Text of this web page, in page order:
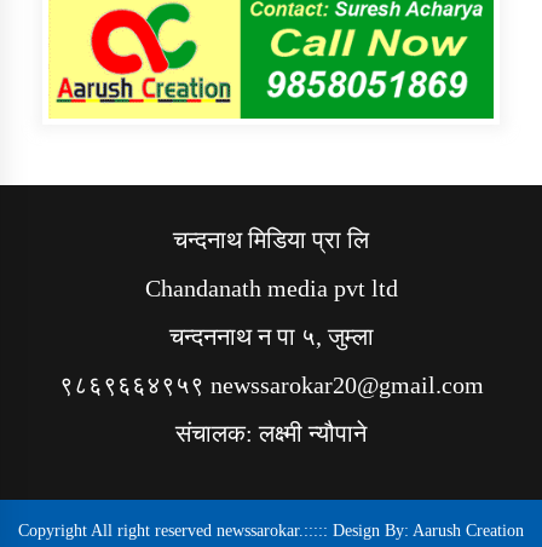
चन्दनाथ मिडिया प्रा लि
Chandanath media pvt ltd
चन्दननाथ न पा ५, जुम्ला
९८६९६६४९५९ newssarokar20@gmail.com
संचालक: लक्ष्मी न्यौपाने
Copyright All right reserved newssarokar.::::: Design By: Aarush Creation